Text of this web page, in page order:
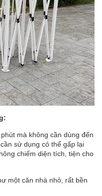
mà không cần dùng đến
sử dụng có thể gấp lại
chiếm diện tích, tiện cho
một căn nhà nhỏ, rất bền